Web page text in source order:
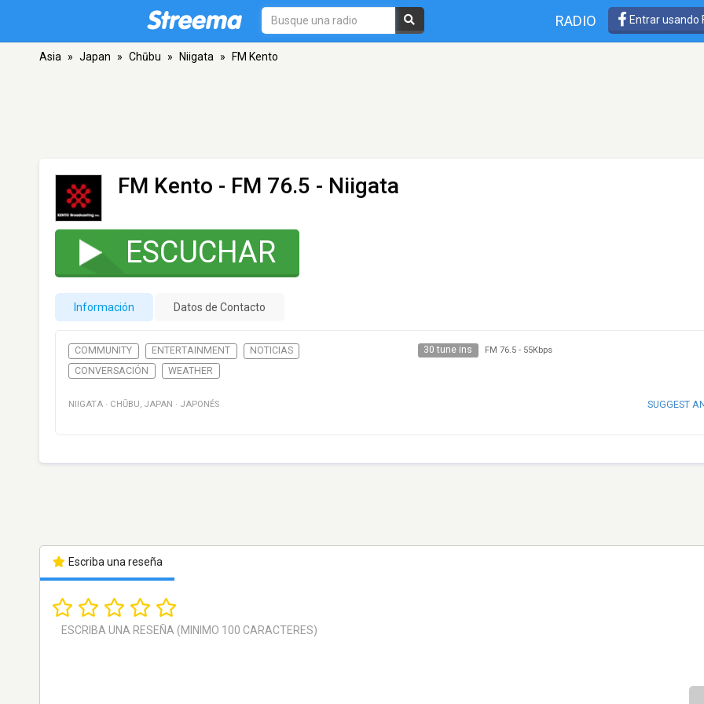
RADIO Entrar usando
Asia » Japan » Chūbu » Niigata » FM Kento
FM Kento - FM 76.5 - Niigata
ESCUCHAR
Información Datos de Contacto
COMMUNITY ENTERTAINMENT
NOTICIAS
CONVERSACIÓN
WEATHER
30 tune ins FM 76.5- 55Kbps
NIIGATA · CHŪBU, JAPAN · JAPONÉS SUGGEST
Escriba una reseña